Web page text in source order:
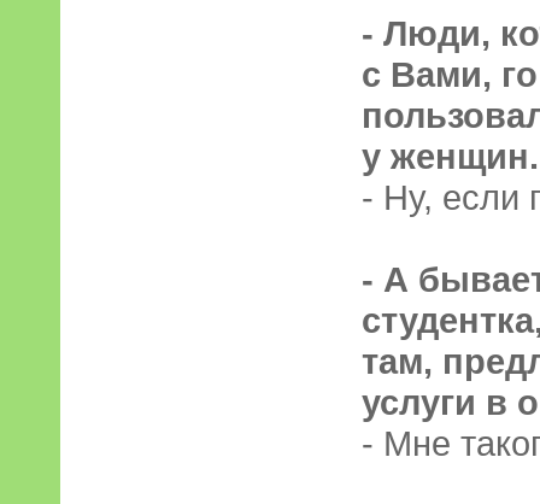
- Люди,
с Вами,
у женщин.
- Ну, если
- А
там,
услуги в
- Мне